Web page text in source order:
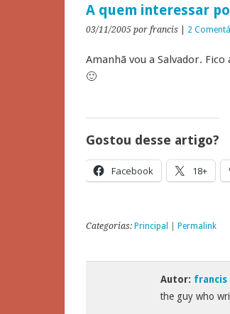
A quem interessar
03/11/2005 por francis 2
Amanhã vou a Salvador.
🙂
Gostou desse artigo?
Facebook 18+
Categorias: Principal Permalink
Autor: francis
the guy who